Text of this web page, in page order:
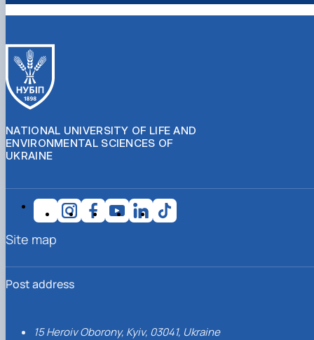
NATIONAL UNIVERSITY OF LIFE AND
ENVIRONMENTAL SCIENCES OF
UKRAINE
Post address
15 Heroiv Oborony, Kyiv, 03041, Ukraine
Site map